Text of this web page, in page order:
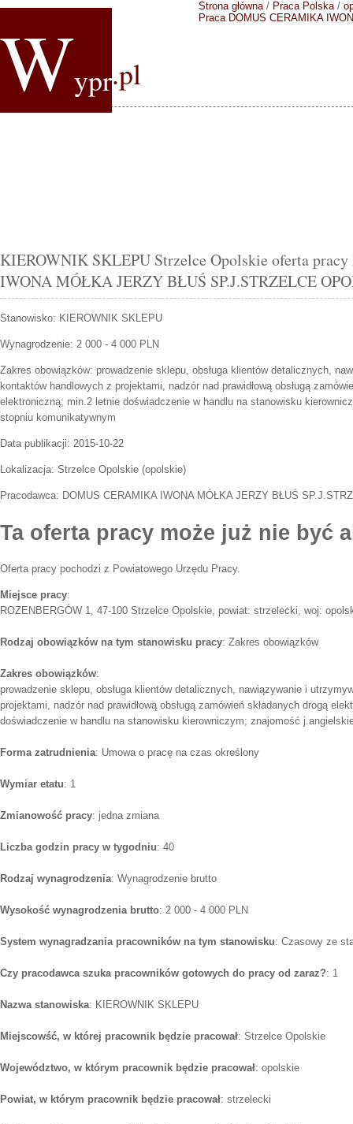
Wypr.pl
Strona główna/ Praca Polska/
Praca DOMUS CERAMIKA
KIEROWNIK SKLEPU Strzelce Opolskie oferta
IWONA MÓŁKA JERZY BŁUŚ SP.J.STRZELCE
Stanowisko: KIEROWNIK SKLEPU
Wynagrodzenie: 2 000 - 4 000 PLN
Zakres obowiązków: prowadzenie sklepu, obsługa klientów detalicznych,
kontaktów handlowych z projektami, nadzór nad prawidłową obsługą
elektroniczną; min.2 letnie doświadczenie w handlu na stanowisku
stopniu komunikatywnym
Data publikacji: 2015-10-22
Lokalizacja: Strzelce Opolskie (opolskie)
Pracodawca: DOMUS CERAMIKA IWONA MÓŁKA JERZY BŁUŚ
Ta oferta pracy może już nie być
Oferta pracy pochodzi z Powiatowego Urzędu Pracy.
Miejsce pracy:
ROZENBERGÓW 1, 47-100 Strzelce Opolskie, powiat: strzelecki, woj:
Rodzaj obowiązków na tym stanowisku pracy: Zakres obowiązków
Zakres obowiązków:
prowadzenie sklepu, obsługa klientów detalicznych, nawiązywanie i
projektami, nadzór nad prawidłową obsługą zamówień składanych drogą
doświadczenie w handlu na stanowisku kierowniczym; znajomość
Forma zatrudnienia: Umowa o pracę na czas określony
Wymiar etatu: 1
Zmianowość pracy: jedna zmiana
Liczba godzin pracy w tygodniu: 40
Rodzaj wynagrodzenia: Wynagrodzenie brutto
Wysokość wynagrodzenia brutto: 2 000 - 4 000 PLN
System wynagradzania pracowników na tym stanowisku: Czasowy ze
Czy pracodawca szuka pracowników gotowych do pracy od zaraz?: 1
Nazwa stanowiska: KIEROWNIK SKLEPU
Miejscowść, w której pracownik będzie pracował: Strzelce Opolskie
Województwo, w którym pracownik będzie pracował: opolskie
Powiat, w którym pracownik będzie pracował: strzelecki